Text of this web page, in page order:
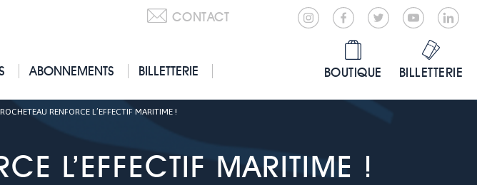
CONTACT
ABONNEMENTS
BILLETTERIE
BOUTIQUE BILLETTERIE
RENFORCE L’EFFECTIF MARITIME !
L’EFFECTIF MARITIME !